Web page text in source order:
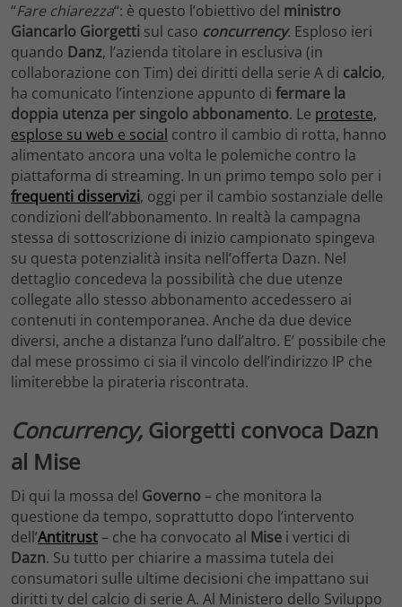
“Fare chiarezza“: è questo l’obiettivo del ministro
Giancarlo Giorgetti sul caso concurrency. Esploso ieri
quando Danz, l’azienda titolare in esclusiva (in
collaborazione con Tim) dei diritti della serie A di calcio,
ha comunicato l’intenzione appunto di fermare la
doppia utenza per singolo abbonamento. Le proteste,
esplose su web e social contro il cambio di rotta, hanno
alimentato ancora una volta le polemiche contro la
piattaforma di streaming. In un primo tempo solo per i
frequenti disservizi, oggi per il cambio sostanziale delle
condizioni dell’abbonamento. In realtà la campagna
stessa di sottoscrizione di inizio campionato spingeva
su questa potenzialità insita nell’offerta Dazn. Nel
dettaglio concedeva la possibilità che due utenze
collegate allo stesso abbonamento accedessero ai
contenuti in contemporanea. Anche da due device
diversi, anche a distanza l’uno dall’altro. E’ possibile che
dal mese prossimo ci sia il vincolo dell’indirizzo IP che
limiterebbe la pirateria riscontrata.
Concurrency, Giorgetti convoca Dazn
al Mise
Di qui la mossa del Governo– che monitora la
questione da tempo, soprattutto dopo l’intervento
dell’Antitrust– che ha convocato al Mise i vertici di
Dazn. Su tutto per chiarire a massima tutela dei
consumatori sulle ultime decisioni che impattano sui
diritti tv del calcio di serie A. Al Ministero dello Sviluppo